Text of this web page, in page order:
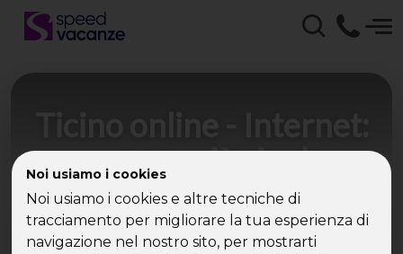
Noi usiamo i cookies
Noi usiamo i cookies e altre tecniche di
tracciamento per migliorare la tua esperienza di
navigazione nel nostro sito, per mostrarti
sempre più single
scelgono i viaggi sui
social network - articoli